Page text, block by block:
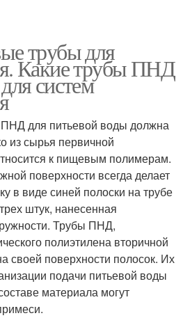
трубы для
Какие трубы ПНД
систем
для питьевой воды должна
из сырья первичной
к пищевым полимерам.
поверхности всегда делает
в виде синей полоски на трубе
штук, нанесенная
Трубы ПНД,
полиэтилена вторичной
своей поверхности полосок. Их
подачи питьевой воды
материала могут